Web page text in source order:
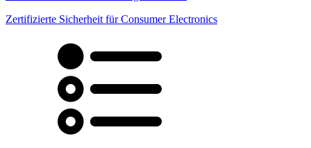
Zertifizierte Sicherheit für Consumer Electronics